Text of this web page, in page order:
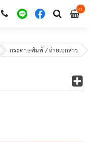
00
กระดาษพิมพ์ / ถ่ายเอกสาร